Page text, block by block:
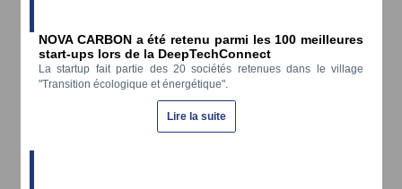
NOVA CARBON a été retenu parmi les 100 meilleures
start-ups lors de la DeepTechConnect
La startup fait partie des 20 sociétés retenues dans le village
"Transition écologique et énergétique".
Lire la suite